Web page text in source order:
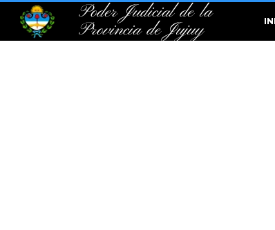
Poder Judicial de la
Provincia de Jujuy